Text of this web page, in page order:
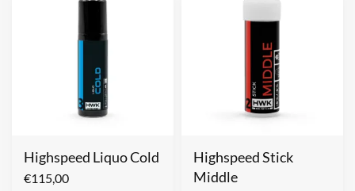
Highspeed Liquo Cold
€115,00
Highspeed Stick
Middle